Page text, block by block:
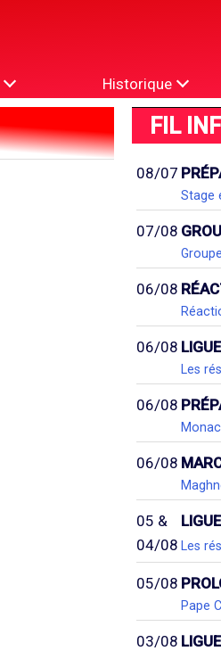
Historique
FIL
08/07
Stage
07/08
06/08
06/08
Les
06/08
06/08
05 &
04/08 Les
05/08
Pape
03/08